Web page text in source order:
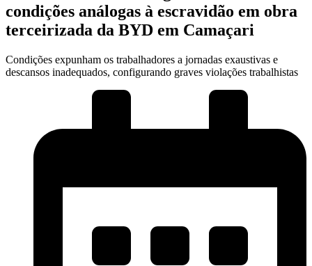
condições análogas à escravidão em obra
terceirizada da BYD em Camaçari
Condições expunham os trabalhadores a jornadas exaustivas e
descansos inadequados, configurando graves violações trabalhistas